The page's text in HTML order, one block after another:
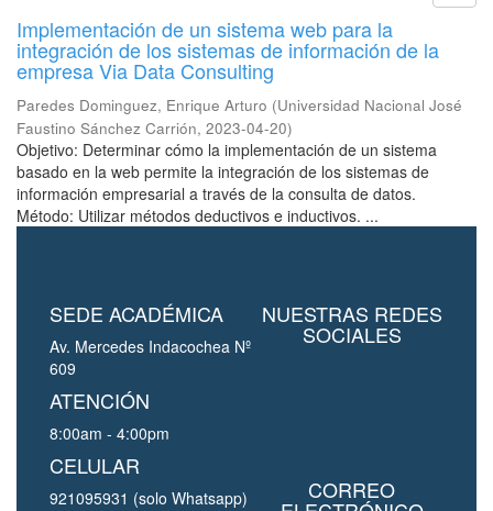
Implementación de un sistema web para la
integración de los sistemas de información de la
empresa Via Data Consulting
Paredes Dominguez, Enrique Arturo (Universidad Nacional José
Faustino Sánchez Carrión, 2023-04-20)
Objetivo: Determinar cómo la implementación de un sistema
basado en la web permite la integración de los sistemas de
información empresarial a través de la consulta de datos.
Método: Utilizar métodos deductivos e inductivos. ...
SEDE ACADÉMICA
Av. Mercedes Indacochea Nº
609
ATENCIÓN
8:00am - 4:00pm
CELULAR
921095931 (solo Whatsapp)
NUESTRAS REDES
SOCIALES
CORREO